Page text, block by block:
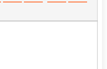
НУМЕРОВАННЫЙ СПИСОК
МАРКИРОВАННЫЙ
ВСТАВИТЬ